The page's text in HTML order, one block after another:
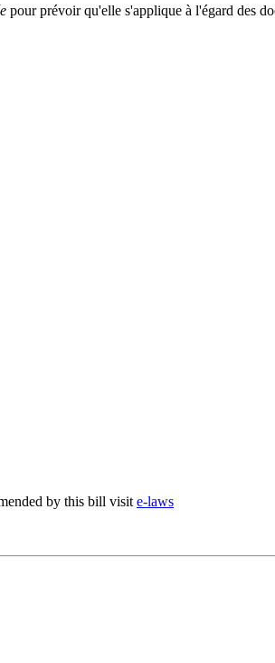
pour prévoir qu'elle s'applique à l'égard des
by this bill visit e-laws